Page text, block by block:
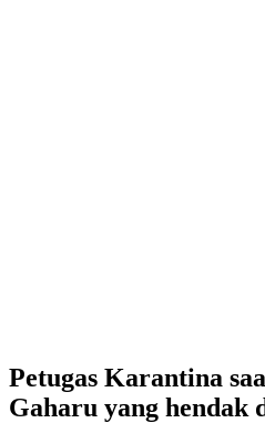
Petugas Karantina
Gaharu yang hendak